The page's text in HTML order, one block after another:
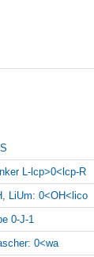
L-lcp>0<lcp-R
LiUm: 0<OH<lico
0-J-1
0<wa